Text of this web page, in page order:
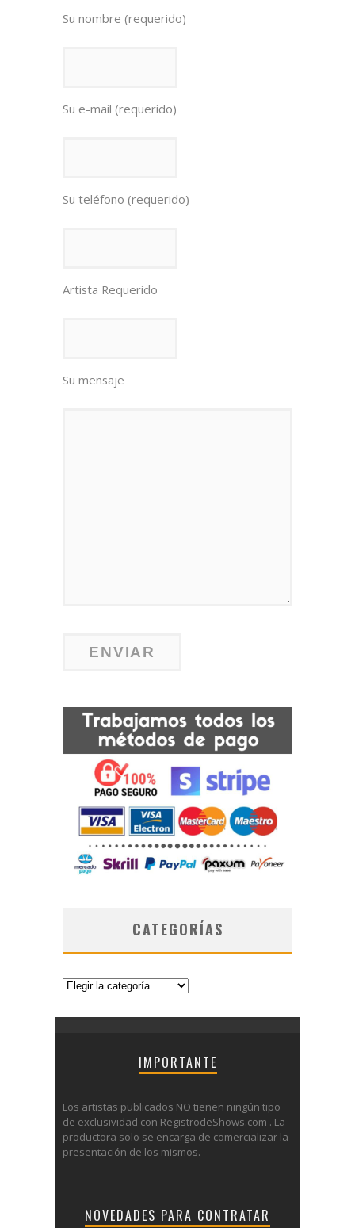
Su nombre (requerido)
Su e-mail (requerido)
Su teléfono (requerido)
Artista Requerido
Su mensaje
CATEGORÍAS
Categorías
IMPORTANTE
Los artistas publicados NO tienen ningún tipo
de exclusividad con RegistrodeShows.com . La
productora solo se encarga de comercializar la
presentación de los mismos.
NOVEDADES PARA CONTRATAR